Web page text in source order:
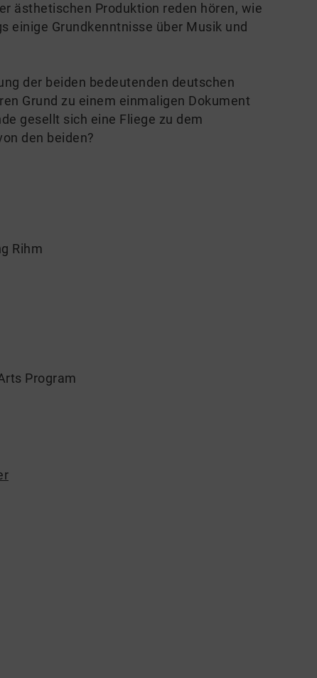
ästhetischen Produktion reden hören, wie
einige Grundkenntnisse über Musik und
der beiden bedeutenden deutschen
Grund zu einem einmaligen Dokument
gesellt sich eine Fliege zu dem
den beiden?
Rihm
Program